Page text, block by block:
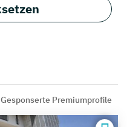
Gesponserte Premiumprofile